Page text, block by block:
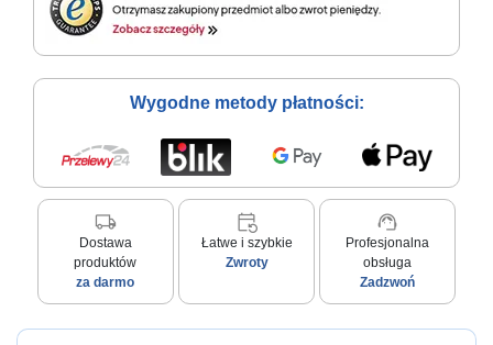
Wygodne metody płatności:
local_shipping
Dostawa
produktów
za darmo
event_repeat
Łatwe i szybkie
Zwroty
support_agent
Profesjonalna
obsługa
Zadzwoń